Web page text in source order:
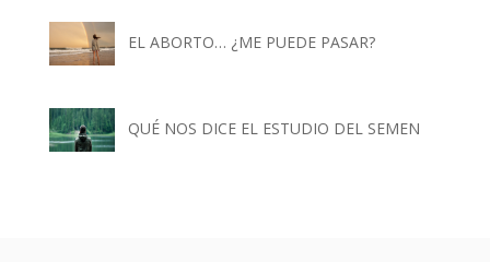
EL ABORTO… ¿ME PUEDE PASAR?
QUÉ NOS DICE EL ESTUDIO DEL SEMEN